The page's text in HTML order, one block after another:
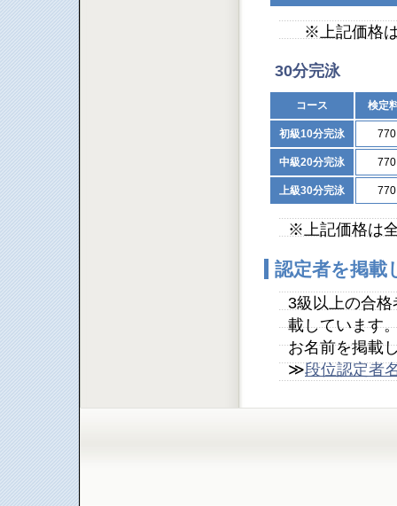
※上記価格は
30分完泳
コース 検定
初級10分完泳
中級20分完泳
上級30分完泳
※上記価格は
認定者を掲載
3級以上の合
載しています
お名前を掲載
≫段位認定者